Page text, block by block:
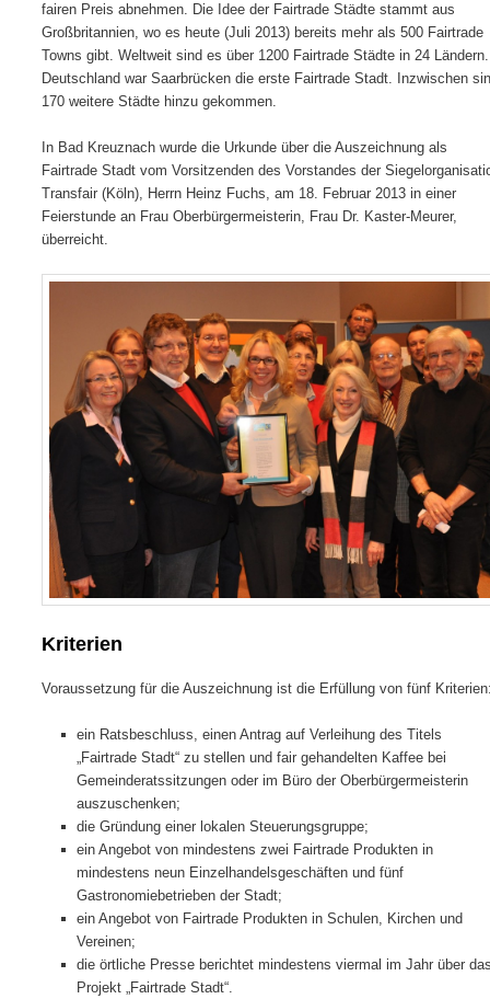
fairen Preis abnehmen. Die Idee der Fairtrade Städte stammt aus
Großbritannien, wo es heute (Juli 2013) bereits mehr als 500 Fairtrade
Towns gibt. Weltweit sind es über 1200 Fairtrade Städte in 24
Deutschland war Saarbrücken die erste Fairtrade Stadt. Inzwischen
170 weitere Städte hinzu gekommen.
In Bad Kreuznach wurde die Urkunde über die Auszeichnung als
Fairtrade Stadt vom Vorsitzenden des Vorstandes der
Transfair (Köln), Herrn Heinz Fuchs, am 18. Februar 2013 in einer
Feierstunde an Frau Oberbürgermeisterin, Frau Dr. Kaster-Meurer,
überreicht.
Kriterien
Voraussetzung für die Auszeichnung ist die Erfüllung von fünf
ein Ratsbeschluss, einen Antrag auf Verleihung des Titels
„Fairtrade Stadt“ zu stellen und fair gehandelten Kaffee bei
Gemeinderatssitzungen oder im Büro der Oberbürgermeisterin
auszuschenken;
die Gründung einer lokalen Steuerungsgruppe;
ein Angebot von mindestens zwei Fairtrade Produkten in
mindestens neun Einzelhandelsgeschäften und fünf
Gastronomiebetrieben der Stadt;
ein Angebot von Fairtrade Produkten in Schulen, Kirchen und
Vereinen;
die örtliche Presse berichtet mindestens viermal im Jahr über
Projekt „Fairtrade Stadt“.